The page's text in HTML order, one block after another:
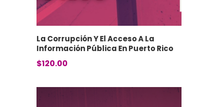
La Corrupción Y El Acceso A La
Información Pública En Puerto Rico
$120.00